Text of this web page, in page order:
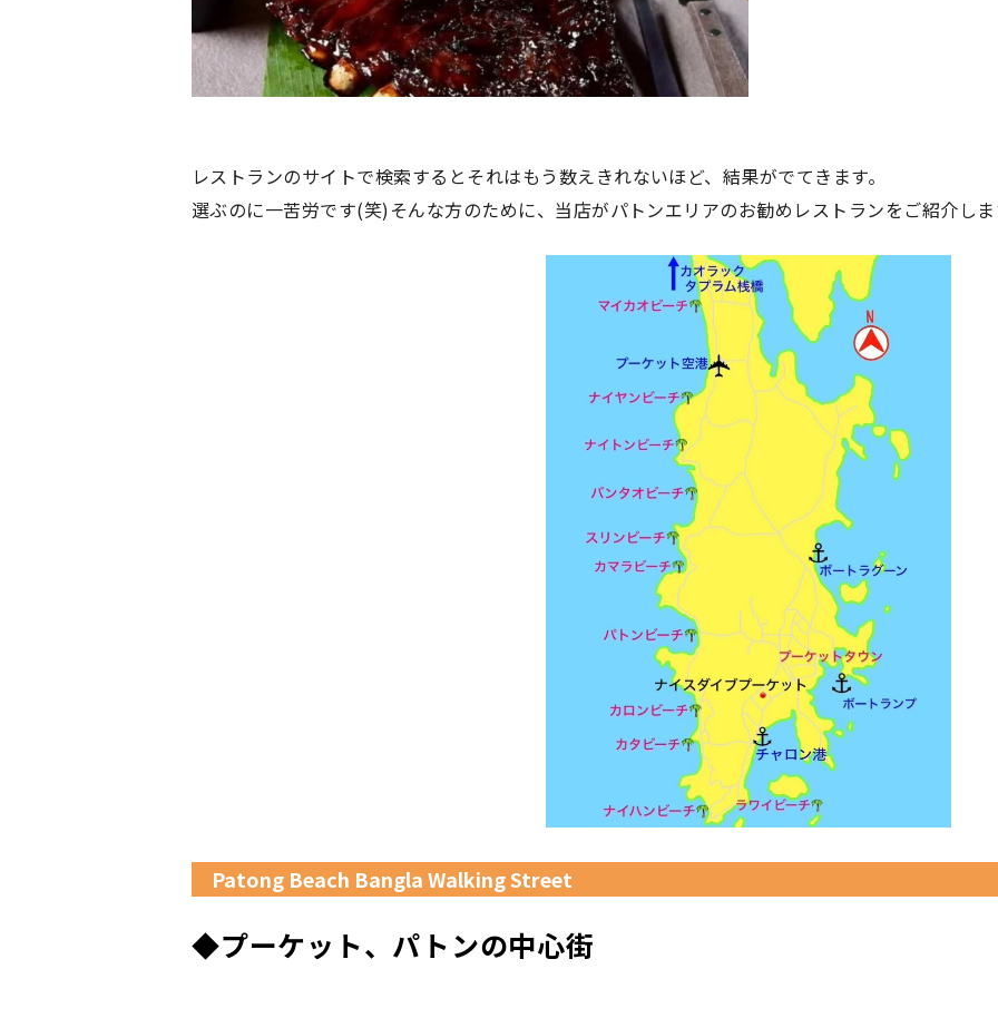
レストランのサイトで検索するとそれはもう数えきれないほど、結果がでてきます。
選ぶのに一苦労です(笑)そんな方のために、当店がパトンエリアのお勧めレストランをご紹介し
Patong Beach Bangla Walking Street
◆プーケット、パトンの中心街